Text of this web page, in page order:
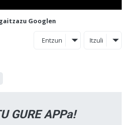
Googlen
Entzun Itzuli
GURE APPa!